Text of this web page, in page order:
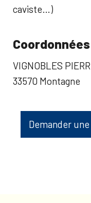
caviste…)
Coordonnées
VIGNOBLES
33570 Montagne
Demander